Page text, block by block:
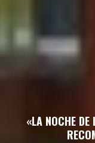
«LA NOCHE